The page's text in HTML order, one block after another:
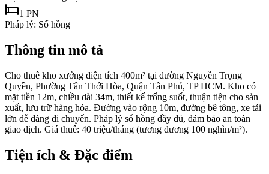
1 PN
Pháp lý: Sổ hồng
Thông tin mô tả
Cho thuê kho xưởng diện tích 400m² tại đường Nguyễn Trọng
Quyền, Phường Tân Thới Hòa, Quận Tân Phú, TP HCM. Kho có
mặt tiền 12m, chiều dài 34m, thiết kế trống suốt, thuận tiện cho sản
xuất, lưu trữ hàng hóa. Đường vào rộng 10m, đường bê tông, xe tải
lớn dễ dàng di chuyển. Pháp lý sổ hồng đầy đủ, đảm bảo an toàn
giao dịch. Giá thuê: 40 triệu/tháng (tương đương 100 nghìn/m²).
Tiện ích & Đặc điểm